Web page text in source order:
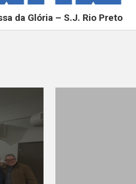
da Glória – S.J. Rio Preto